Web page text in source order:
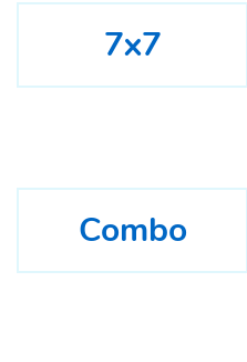
7x7
Combo